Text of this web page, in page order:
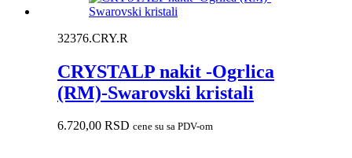
32376.CRY.R
CRYSTALP nakit -Ogrlica
(RM)-Swarovski kristali
6.720,00 RSD cene su sa PDV-om